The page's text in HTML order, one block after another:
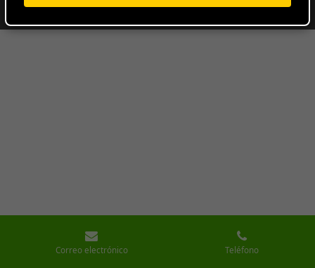
Con la tecnología deWebador
Correo electrónico Teléfono